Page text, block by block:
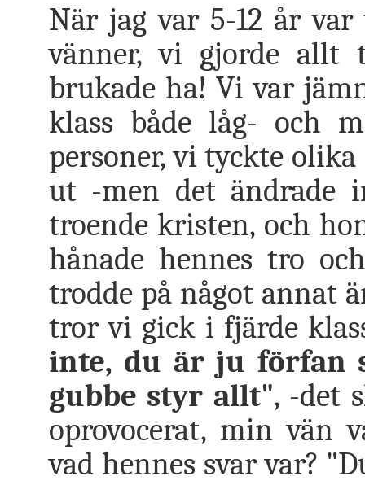
När jag var 5-12 år
vänner, vi gjorde allt
brukade ha! Vi var
klass både låg- och
personer, vi tyckte
ut -men det ändrade
troende kristen, och
hånade hennes tro
trodde på något annat
tror vi gick i fjärde
inte, du är ju förfan
gubbe styr allt", -det
oprovocerat, min vän
vad hennes svar var?